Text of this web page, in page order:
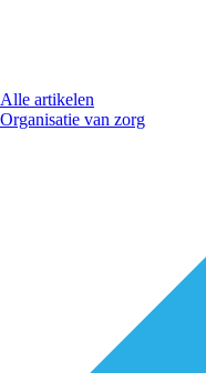
Alle artikelen
Organisatie van zorg